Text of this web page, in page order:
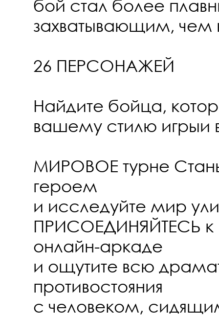
бой стал более
захватывающим, чем
26 ПЕРСОНАЖЕЙ
Найдите бойца,
вашему стилю игрыи
МИРОВОЕ турне
героем
и исследуйте мир
ПРИСОЕДИНЯЙТЕСЬ к
онлайн-аркаде
и ощутите всю
противостояния
с человеком,